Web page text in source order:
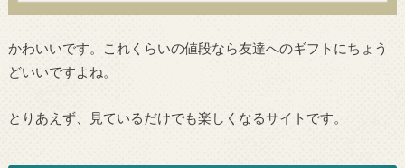
かわいいです。これくらいの値段なら友達へのギフトにちょう
どいいですよね。
とりあえず、見ているだけでも楽しくなるサイトです。